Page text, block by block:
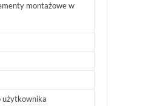
montażowe w
użytkownika